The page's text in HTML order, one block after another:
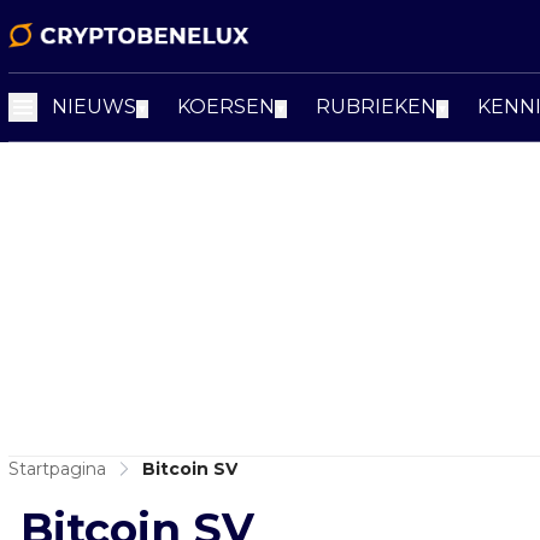
NIEUWS KOERSEN RUBRIEKEN
Startpagina Bitcoin SV
Bitcoin SV